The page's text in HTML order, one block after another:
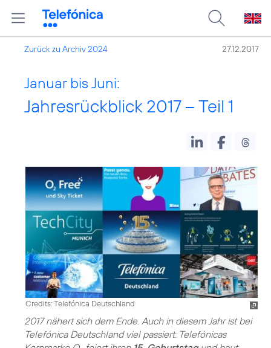
Zurück zu Archiv 2024 27.12.2017
Januar bis Juni:
Jahresrückblick 2017 – Teil 1
Credits: Telefónica Deutschland
2017 nähert sich dem Ende. Auch in diesem Jahr ist bei
Telefónica Deutschland viel passiert: Telefónicas